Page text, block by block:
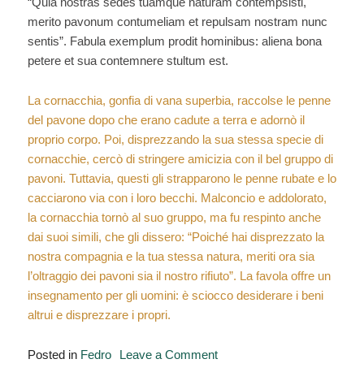
merito pavonum contumeliam et repulsam nostram nunc
sentis”. Fabula exemplum prodit hominibus: aliena bona
petere et sua contemnere stultum est.
La cornacchia, gonfia di vana superbia, raccolse le penne
del pavone dopo che erano cadute a terra e adornò il
proprio corpo. Poi, disprezzando la sua stessa specie di
cornacchie, cercò di stringere amicizia con il bel gruppo di
pavoni. Tuttavia, questi gli strapparono le penne rubate e lo
cacciarono via con i loro becchi. Malconcio e addolorato,
la cornacchia tornò al suo gruppo, ma fu respinto anche
dai suoi simili, che gli dissero: “Poiché hai disprezzato la
nostra compagnia e la tua stessa natura, meriti ora sia
l’oltraggio dei pavoni sia il nostro rifiuto”. La favola offre un
insegnamento per gli uomini: è sciocco desiderare i beni
altrui e disprezzare i propri.
Posted in Fedro Leave a Commenton